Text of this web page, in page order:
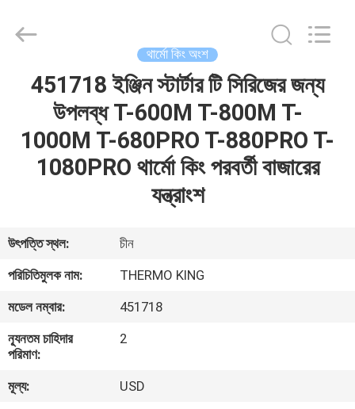
পণ্য
কারখানা
গুণমান
INDUSTRY
Reserved.
থার্মো কিং অংশ
451718 ইঞ্জিন স্টার্টার টি সিরিজের জন্য
উপলব্ধ T-600M T-800M T-
1000M T-680PRO T-880PRO T-
1080PRO থার্মো কিং পরবর্তী বাজারের
যন্ত্রাংশ
উৎপত্তি স্থল:
চীন
পরিচিতিমুলক নাম:
THERMO KING
মডেল নম্বার:
451718
ন্যূনতম চাহিদার
পরিমাণ:
2
মূল্য:
USD